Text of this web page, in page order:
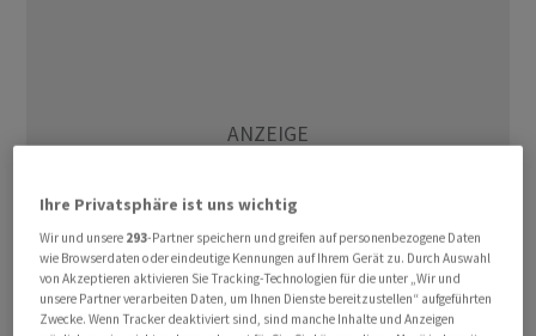
Ihre Privatsphäre ist uns wichtig
Wir und unsere 293-Partner speichern und greifen auf personenbezogene Daten
wie Browserdaten oder eindeutige Kennungen auf Ihrem Gerät zu. Durch Auswahl
von Akzeptieren aktivieren Sie Tracking-Technologien für die unter „Wir und
unsere Partner verarbeiten Daten, um Ihnen Dienste bereitzustellen“ aufgeführten
Zwecke. Wenn Tracker deaktiviert sind, sind manche Inhalte und Anzeigen